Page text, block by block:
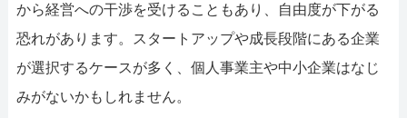
から経営への干渉を受けることもあり、自由度が下がる
恐れがあります。スタートアップや成長段階にある企業
が選択するケースが多く、個人事業主や中小企業はなじ
みがないかもしれません。